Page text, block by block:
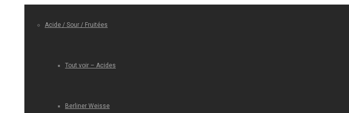
Acide / Sour / Fruitées
Tout voir – Acides
Berliner Weisse